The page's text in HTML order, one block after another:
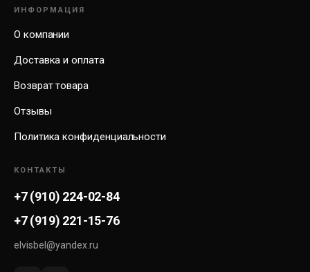
ИНФОРМАЦИЯ
О компании
Доставка и оплата
Возврат товара
Отзывы
Политика конфиденциальности
КОНТАКТЫ
+7 (910) 224-02-84
+7 (919) 221-15-76
elvisbel@yandex.ru